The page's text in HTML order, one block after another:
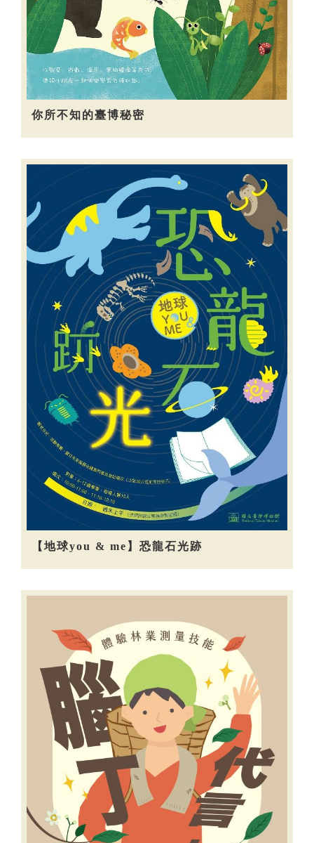
你所不知的臺博秘密
【地球you & me】恐龍石光跡